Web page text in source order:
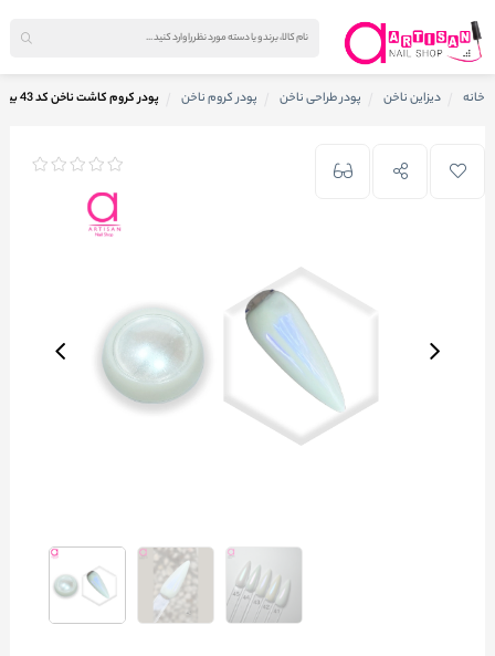
خانه دیزاین ناخن پودر طراحی ناخن پودر کروم ناخن پودر کروم کاشت ناخن کد 43 بیوتی فری Beauty Free